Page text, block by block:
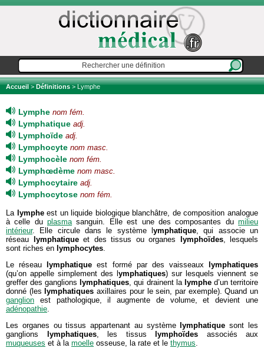
Accueil>Définitions> Lymphe
Lymphe nom fém.
Lymphatique adj.
Lymphoïde adj.
Lymphocyte nom masc.
Lymphocèle nom fém.
Lymphœdème nom masc.
Lymphocytaire adj.
Lymphocytose nom fém.
La lympheest un liquide biologique blanchâtre, de composition analogue
à celle duplasmasanguin. Elle est une des composantes dumilieu
intérieur. Elle circule dans le système l ymphatique, qui associe un
réseau
lymphatiqueet des tissus ou organes lymphoïdes, lesquels
sont riches en lymphocytes.
Le réseau
lymphatique est formé par des vaisseaux
lymphatiques
(qu’on appelle simplement des l ymphatiques) sur lesquels viennent se
greffer des ganglions lymphatiques, qui drainent la lymphed’un territoire
donné (les lymphatiques axillaires pour le sein, par exemple). Quand un
ganglion est pathologique, il augmente de volume, et devient une
adénopathie.
Les organes ou tissus appartenant au système
lymphatique sont les
ganglions
lymphatiques, les tissus lymphoïdes associés aux
muqueuses et à la moelle osseuse, la rate et le thymus.